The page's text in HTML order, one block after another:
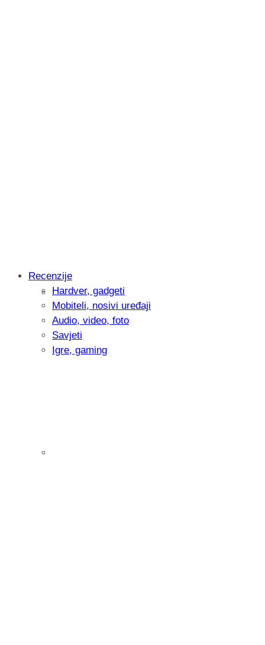
Intervju: Goran Jović, fotograf -
Recenzije
Hardver, gadgeti
Mobiteli, nosivi uređaji
Audio, video, foto
Savjeti
Igre, gaming